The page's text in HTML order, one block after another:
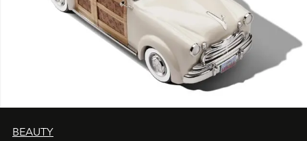
BEAUTY